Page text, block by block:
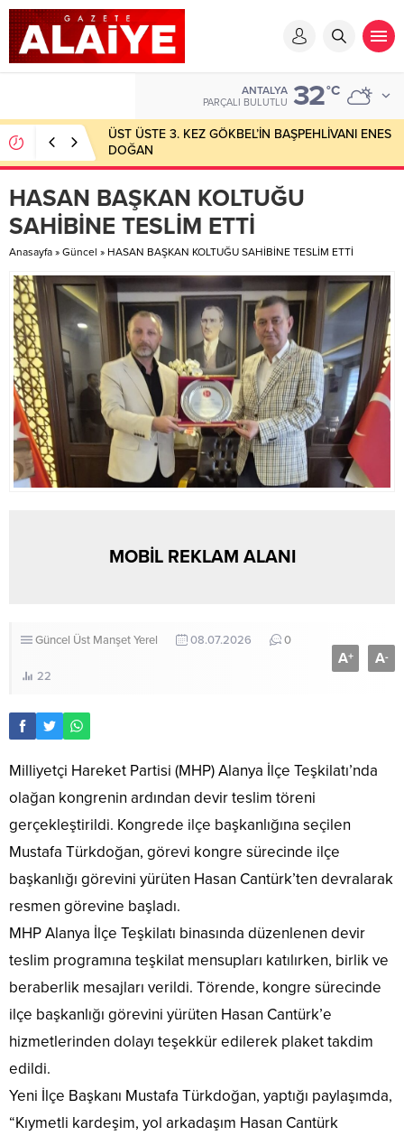
ANTALYA
PARÇALI BULUTLU 32°C
ÜST ÜSTE 3. KEZ GÖKBEL’İN BAŞPEHLİVANI ENES
DOĞAN
HASAN BAŞKAN KOLTUĞU
SAHİBİNE TESLİM ETTİ
Anasayfa » Güncel » HASAN BAŞKAN KOLTUĞU SAHİBİNE TESLİM ETTİ
MOBİL REKLAM ALANI
Güncel Üst ManşetYerel 08.07.2026 0
22
A+ A-
Milliyetçi Hareket Partisi (MHP) Alanya İlçe Teşkilatı’nda
olağan kongrenin ardından devir teslim töreni
gerçekleştirildi. Kongrede ilçe başkanlığına seçilen
Mustafa Türkdoğan, görevi kongre sürecinde ilçe
başkanlığı görevini yürüten Hasan Cantürk’ten devralarak
resmen görevine başladı.
MHP Alanya İlçe Teşkilatı binasında düzenlenen devir
teslim programına teşkilat mensupları katılırken, birlik ve
beraberlik mesajları verildi. Törende, kongre sürecinde
ilçe başkanlığı görevini yürüten Hasan Cantürk’e
hizmetlerinden dolayı teşekkür edilerek plaket takdim
edildi.
Yeni İlçe Başkanı Mustafa Türkdoğan, yaptığı paylaşımda,
“Kıymetli kardeşim, yol arkadaşım Hasan Cantürk